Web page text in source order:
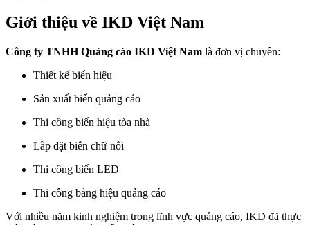
Giới thiệu về IKD Việt Nam
Công ty TNHH Quảng cáo IKD Việt Nam là đơn vị chuyên:
Thiết kế biển hiệu
Sản xuất biển quảng cáo
Thi công biển hiệu tòa nhà
Lắp đặt biển chữ nổi
Thi công biển LED
Thi công bảng hiệu quảng cáo
Với nhiều năm kinh nghiệm trong lĩnh vực quảng cáo, IKD đã thực